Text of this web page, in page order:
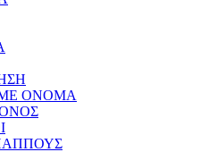
ΟΝΟΜΑ